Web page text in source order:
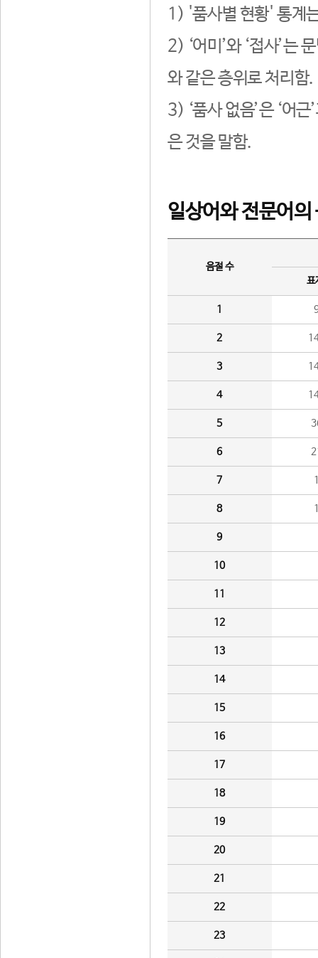
1) '품사별 현황' 통계
2) ‘어미’와 ‘접사’는
와 같은 층위로 처리함.
3) ‘품사 없음’은 ‘어
은 것을 말함.
일상어와 전문어의
음절 수
표
1
2
3
4
5
6
7
8
9
10
11
12
13
14
15
16
17
18
19
20
21
22
23